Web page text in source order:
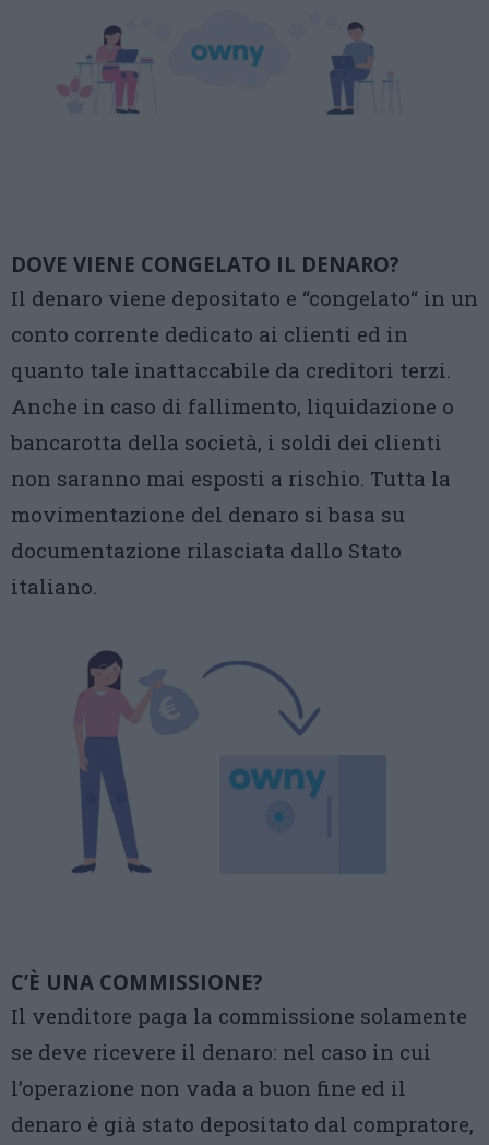
DOVE VIENE CONGELATO IL DENARO?
Il denaro viene depositato e “congelato“ in un
conto corrente dedicato ai clienti ed in
quanto tale inattaccabile da creditori terzi.
Anche in caso di fallimento, liquidazione o
bancarotta della società, i soldi dei clienti
non saranno mai esposti a rischio. Tutta la
movimentazione del denaro si basa su
documentazione rilasciata dallo Stato
italiano.
C’È UNA COMMISSIONE?
Il venditore paga la commissione solamente
se deve ricevere il denaro: nel caso in cui
l’operazione non vada a buon fine ed il
denaro è già stato depositato dal compratore,